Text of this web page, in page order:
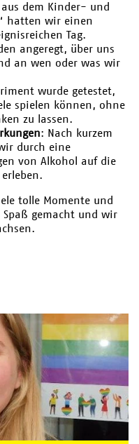
dem Kinder- und
hatten wir einen
Tag.
angeregt, über uns
an wen oder was wir
wurde getestet,
spielen können, ohne
zu lassen.
: Nach kurzem
durch eine
von Alkohol auf die
tolle Momente und
Spaß gemacht und wir